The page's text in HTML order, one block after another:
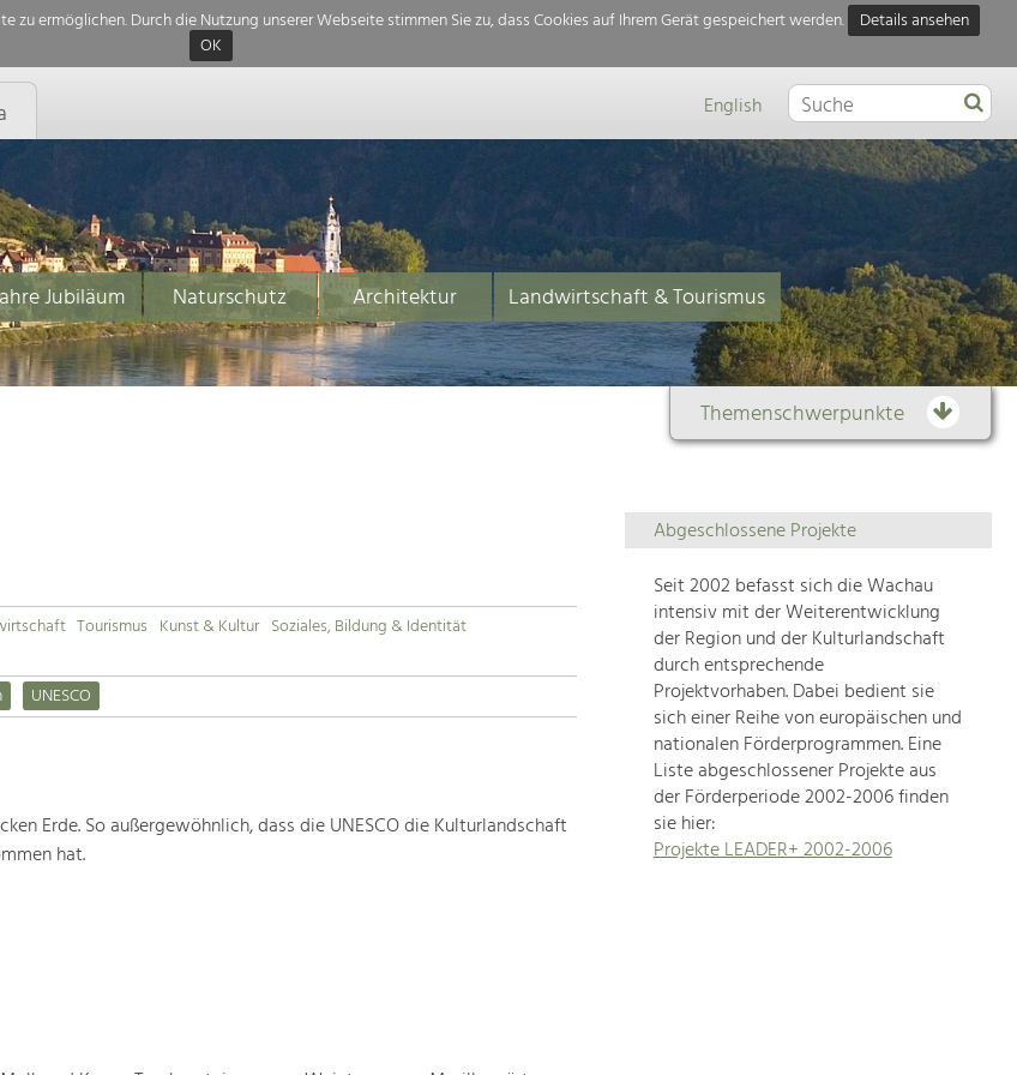
ermöglichen. Durch die Nutzung unserer Webseite stimmen Sie zu, dass Cookies auf Ihrem Gerät gespeichert werden.
Details ansehen
OK
English
Jubiläum Naturschutz Architektur
Landwirtschaft & Tourismus
Themenschwerpunkte
Themenübersicht
Die
Regionalentwicklung
in
unserer
Region
ist
sehr
vielfältig.
Deshalb
geben
wir
hier
Tourismus Kunst & Kultur Soziales, Bildung & Identität
UNESCO
Erde. So außergewöhnlich, dass die UNESCO die Kulturlandschaft
hat.
Abgeschlossene Projekte
Seit 2002 befasst sich die Wachau
intensiv mit der Weiterentwicklung
der Region und der Kulturlandschaft
durch entsprechende
Projektvorhaben. Dabei bedient sie
sich einer Reihe von europäischen und
nationalen Förderprogrammen. Eine
Liste abgeschlossener Projekte aus
der Förderperiode 2002-2006 finden
sie hier:
Projekte LEADER+ 2002-2006